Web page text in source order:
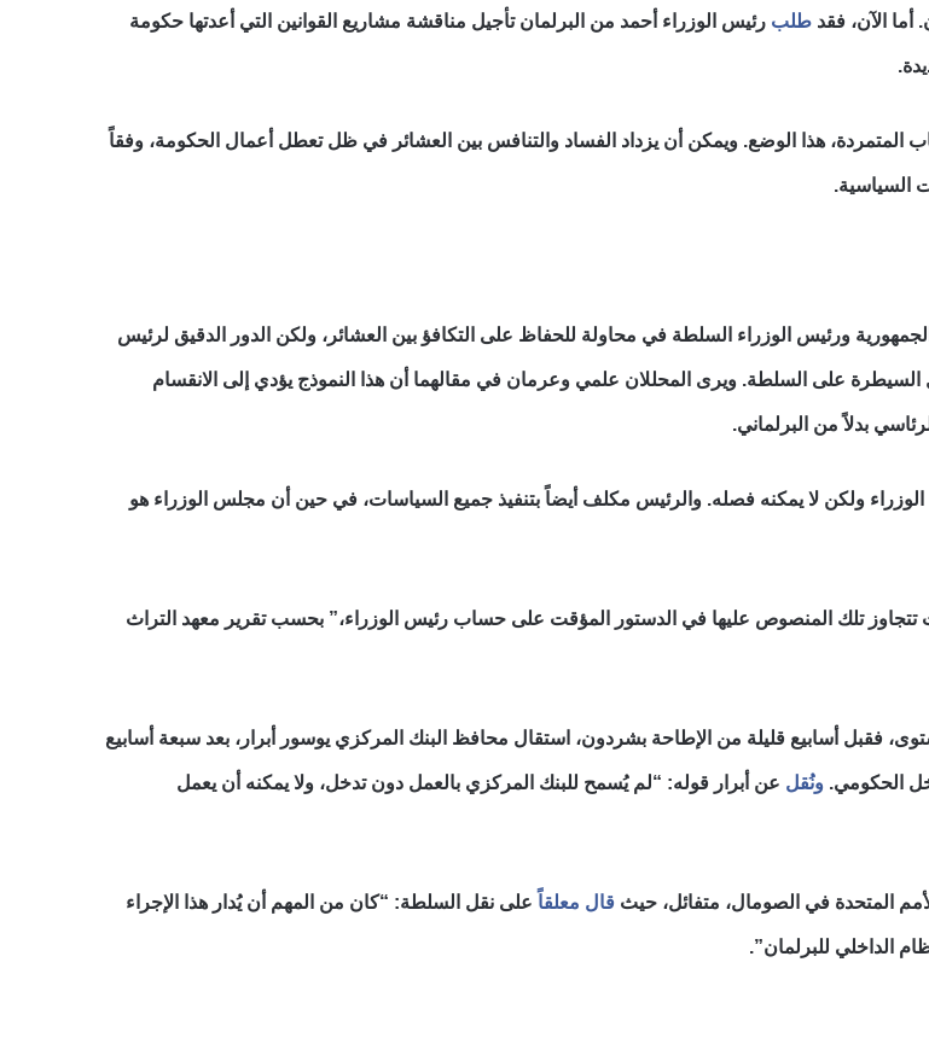
أما الآن، فقد طلب رئيس الوزراء أحمد من البرلمان تأجيل مناقشة مشاريع القوانين التي أعدتها حكومة
المتمردة، هذا الوضع. ويمكن أن يزداد الفساد والتنافس بين العشائر في ظل تعطل أعمال الحكومة، وفقاً
السياسية.
ورئيس الوزراء السلطة في محاولة للحفاظ على التكافؤ بين العشائر، ولكن الدور الدقيق لرئيس
السيطرة على السلطة. ويرى المحللان علمي وعرمان في مقالهما أن هذا النموذج يؤدي إلى الانقسام
بدلاً من البرلماني.
ولكن لا يمكنه فصله. والرئيس مكلف أيضاً بتنفيذ جميع السياسات، في حين أن مجلس الوزراء هو
تتجاوز تلك المنصوص عليها في الدستور المؤقت على حساب رئيس الوزراء،” بحسب تقرير معهد التراث
فقبل أسابيع قليلة من الإطاحة بشردون، استقال محافظ البنك المركزي يوسور أبرار، بعد سبعة أسابيع
الحكومي. ونُقل عن أبرار قوله: “لم يُسمح للبنك المركزي بالعمل دون تدخل، ولا يمكنه أن يعمل
المتحدة في الصومال، متفائل، حيث قال معلقاً على نقل السلطة: “كان من المهم أن يُدار هذا الإجراء
الداخلي للبرلمان”.